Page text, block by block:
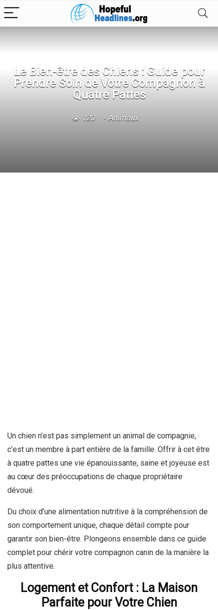
Le Bien-être des Chiens : Guide pour
Prendre Soin de Votre Compagnon à
Quatre Pattes
120 Animaux
Un chien n’est pas simplement un animal de compagnie,
c’est un membre à part entière de la famille. Offrir à cet être
à quatre pattes une vie épanouissante, saine et joyeuse est
au cœur des préoccupations de chaque propriétaire
dévoué.
Du choix d’une alimentation nutritive à la compréhension de
son comportement unique, chaque détail compte pour
garantir son bien-être. Plongeons ensemble dans ce guide
complet pour chérir votre compagnon canin de la manière la
plus attentive.
Logement et Confort : La Maison
Parfaite pour Votre Chien